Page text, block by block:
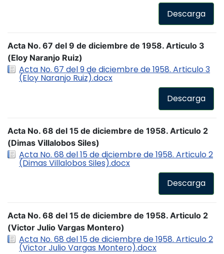
Descarga
Acta No. 67 del 9 de diciembre de 1958. Articulo 3
(Eloy Naranjo Ruiz)
Acta No. 67 del 9 de diciembre de 1958. Articulo 3
(Eloy Naranjo Ruiz).docx
Descarga
Acta No. 68 del 15 de diciembre de 1958. Articulo 2
(Dimas Villalobos Siles)
Acta No. 68 del 15 de diciembre de 1958. Articulo 2
(Dimas Villalobos Siles).docx
Descarga
Acta No. 68 del 15 de diciembre de 1958. Articulo 2
(Victor Julio Vargas Montero)
Acta No. 68 del 15 de diciembre de 1958. Articulo 2
(Victor Julio Vargas Montero).docx